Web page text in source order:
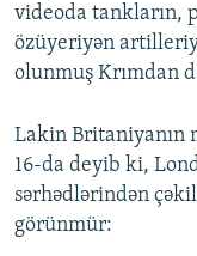
videoda tankların,
özüyeriyən
olunmuş Krımdan
Lakin Britaniyanın
16-da deyib ki,
sərhədlərindən
görünmür: